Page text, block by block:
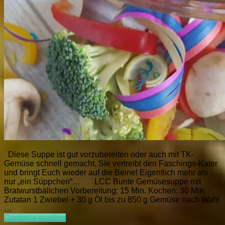
Diese Suppe ist gut vorzubereiten oder auch mit TK-
Gemüse schnell gemacht. Sie vertreibt den Faschings-Kater
und bringt Euch wieder auf die Beine! Eigentlich mehr als
nur „ein Süppchen“… LCC Bunte Gemüsesuppe mit
Bratwurstbällchen Vorbereitung: 15 Min. Kochen: 30 Min.
Zutatan 1 Zwiebel + 30 g Öl bis zu 850 g Gemüse nach Wahl
…
Continue readingLCC